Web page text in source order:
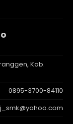
Kab.
0895-3700-84110